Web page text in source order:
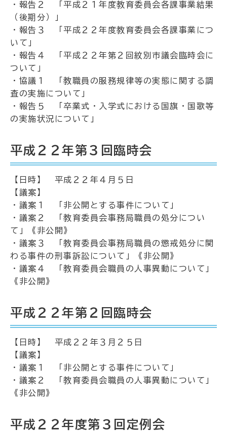
・報告２ 「平成２１年度教育委員会各課事業結果
（後期分）」
・報告３ 「平成２２年度教育委員会各課事業につ
いて」
・報告４ 「平成２２年第２回紋別市議会臨時会に
ついて」
・協議１ 「教職員の服務規律等の実態に関する調
査の実施について」
・報告５ 「卒業式・入学式における国旗・国歌等
の実施状況について」
平成２２年第３回臨時会
【日時】 平成２２年４月５日
【議案】
・議案１ 「非公開とする事件について」
・議案２ 「教育委員会事務局職員の処分につい
て」《非公開》
・議案３ 「教育委員会事務局職員の懲戒処分に関
わる事件の刑事訴訟について」《非公開》
・議案４ 「教育委員会職員の人事異動について」
《非公開》
平成２２年第２回臨時会
【日時】 平成２２年３月２５日
【議案】
・議案１ 「非公開とする事件について」
・議案２ 「教育委員会職員の人事異動について」
《非公開》
平成２２年度第３回定例会